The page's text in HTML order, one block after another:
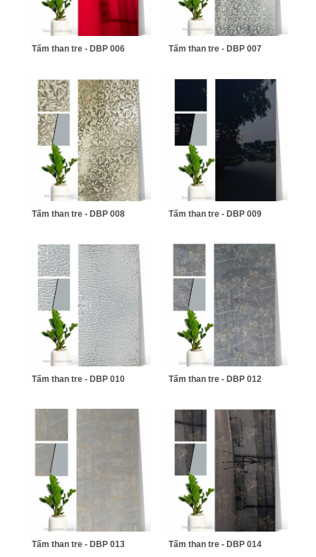
Tấm than tre - DBP 006 Tấm than tre - DBP 007
Tấm than tre - DBP 008 Tấm than tre - DBP 009
Tấm than tre - DBP 010 Tấm than tre - DBP 012
Tấm than tre - DBP 013 Tấm than tre - DBP 014